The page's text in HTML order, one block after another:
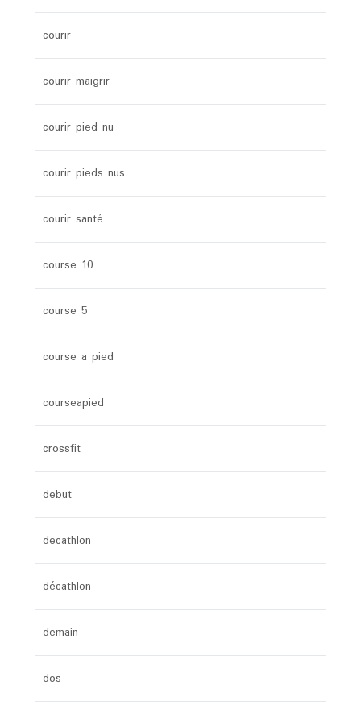
courir
courir maigrir
courir pied nu
courir pieds nus
courir santé
course 10
course 5
course a pied
courseapied
crossfit
debut
decathlon
décathlon
demain
dos